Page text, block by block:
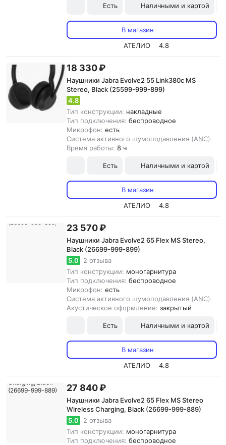
Есть Наличными и картой
В магазин
АТЕЛИО
4.8
18 330 ₽
Наушники Jabra Evolve2 55 Link380c MS
Stereo, Black (25599-999-899)
4.8
Тип конструкции: накладные
Тип подключения: беспроводное
Микрофон: есть
Система активного шумоподавления (ANC):
Время работы: 8 ч
Есть Наличными и картой
В магазин
АТЕЛИО
4.8
23 570 ₽
Наушники Jabra Evolve2 65 Flex MS Stereo,
Black (26699-999-899)
5.0
2 отзыва
Тип конструкции: моногарнитура
Тип подключения: беспроводное
Микрофон: есть
Система активного шумоподавления (ANC):
Акустическое оформление: закрытый
Есть Наличными и картой
В магазин
АТЕЛИО
4.8
27 840 ₽
Наушники Jabra Evolve2 65 Flex MS Stereo
Wireless Charging, Black (26699-999-889)
5.0
2 отзыва
Тип конструкции: моногарнитура
Тип подключения: беспроводное